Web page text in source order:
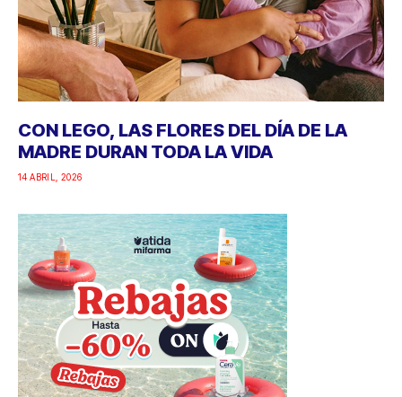
CON LEGO, LAS FLORES DEL DÍA DE LA
MADRE DURAN TODA LA VIDA
14 ABRIL, 2026